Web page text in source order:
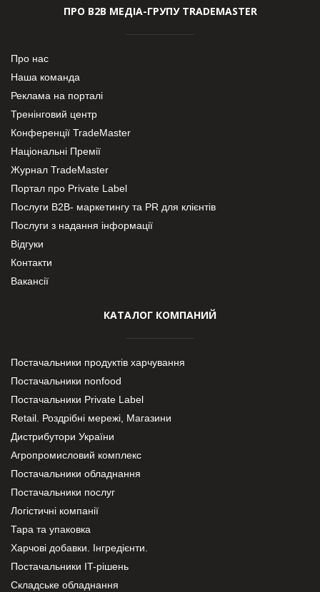
ПРО В2В МЕДІА-ГРУПУ TRADEMASTER
Про нас
Наша команда
Реклама на порталі
Тренінговий центр
Конференції TradeMaster
Національні Премії
Журнал TradeMaster
Портал про Private Label
Послуги В2В- маркетингу та PR для клієнтів
Послуги з надання інформації
Відгуки
Контакти
Вакансії
КАТАЛОГ КОМПАНИЙ
Постачальники продуктів харчування
Постачальники nonfood
Постачальники Private Label
Retail. Роздрібні мережі, Магазини
Дистрибутори України
Агропромисловий комплекс
Постачальники обладнання
Постачальники послуг
Логістичні компанії
Тара та упаковка
Харчові добавки. Інгредієнти.
Постачальники IT-рішень
Складське обладнання